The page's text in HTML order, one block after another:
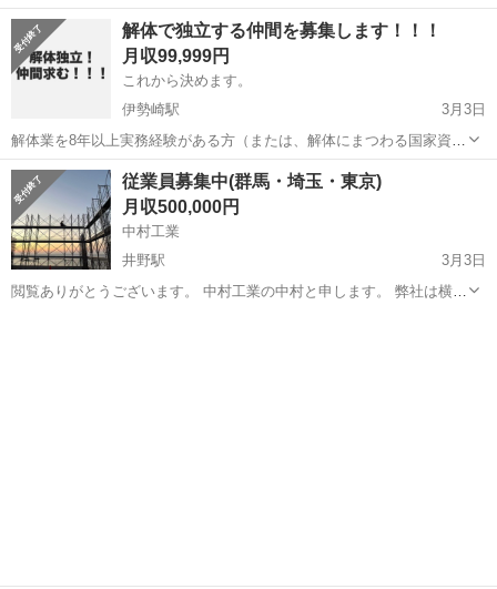
全般を行っていただきます。 現場は主に群馬県内および近隣エリアで
す。 ■勤務地： 現場による（直行直帰OKの場合あり） ■給与： 月給
260,000円～...
群馬 佐波郡 新町駅 鳶職 土木作業員
解体で独立する仲間を募集します！！！
月収99,999円
これから決めます。
伊勢崎駅
3月3日
解体業を8年以上実務経験がある方（または、解体にまつわる国家資格
をお持ちの方）大募集しています！！ 解体で独立したいけど、1人じ
ゃ不安。 解体経験はあるけど、今は正社員として働いていない。 など
など。 今の環境を変えて、...
群馬 伊勢崎市 伊勢崎駅 鳶職
従業員募集中(群馬・埼玉・東京)
月収500,000円
中村工業
井野駅
3月3日
閲覧ありがとうございます。 中村工業の中村と申します。 弊社は横浜